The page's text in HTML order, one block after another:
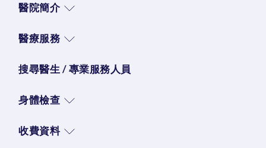
醫院簡介
醫療服務
搜尋醫生 / 專業服務人員
身體檢查
收費資料